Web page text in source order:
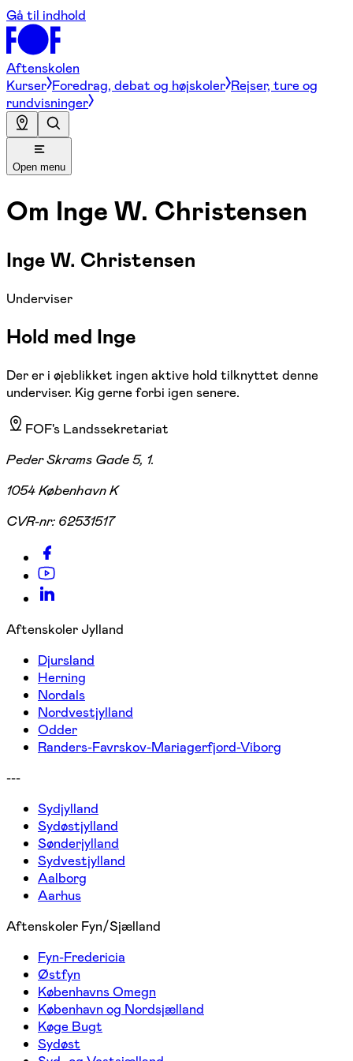
Gå til indhold
Aftenskolen
Kurser Foredrag, debat og højskoler Rejser, ture og
rundvisninger
Open menu
Om Inge W. Christensen
Inge W. Christensen
Underviser
Hold med Inge
Der er i øjeblikket ingen aktive hold tilknyttet denne
underviser. Kig gerne forbi igen senere.
FOF's Landssekretariat
Peder Skrams Gade 5, 1.
1054 København K
CVR-nr: 62531517
Aftenskoler Jylland
Djursland
Herning
Nordals
Nordvestjylland
Odder
Randers-Favrskov-Mariagerfjord-Viborg
---
Sydjylland
Sydøstjylland
Sønderjylland
Sydvestjylland
Aalborg
Aarhus
Aftenskoler Fyn/Sjælland
Fyn-Fredericia
Østfyn
Københavns Omegn
København og Nordsjælland
Køge Bugt
Sydøst